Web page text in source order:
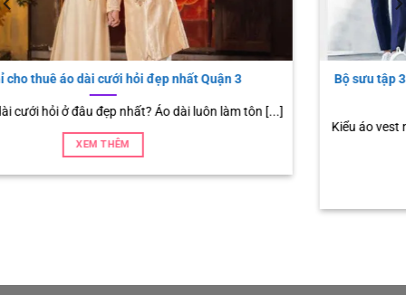
[...]
Bộ sưu tập 3 kiểu áo vest nam với thiết kế đậm chất nam
Kiểu áo vest nam được xem như biểu tượng tối thượng của
XEM THÊM